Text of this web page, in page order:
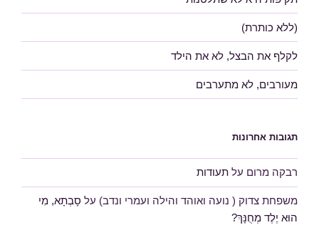
(ללא כותרת)
לקלף את הבצל, לא את הילד
מעורבים, לא מתערבים
תגובות אחרונות
רבקה מרום על תעודות
משפחת צדוק ( נועה ואוהד והילה ועמרי ונדב) על סָבְתָא, מִי
הוּא יֶלֶד מְחֻנָּךְ?